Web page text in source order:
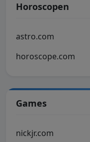
Horoscopen
astro.com
horoscope.com
Games
nickjr.com